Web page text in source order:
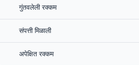
गुंतवलेली रक्कम
संपत्ती मिळाली
अपेक्षित रक्कम